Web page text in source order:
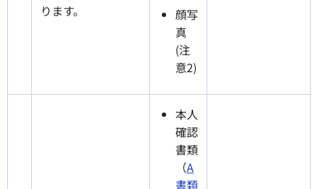
ります。
顔写
真
(注
意2)
本人
確認
書類
（A
書類